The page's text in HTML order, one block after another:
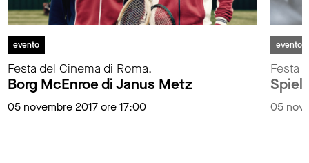
evento
Festa del Cinema di Roma.
Borg McEnroe di Janus Metz
05 novembre 2017 ore 17:00
evento
Festa
05